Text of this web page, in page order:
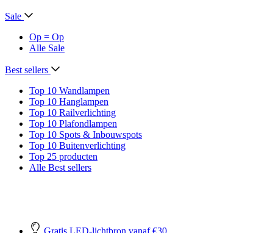
Sale
Op = Op
Alle Sale
Best sellers
Top 10 Wandlampen
Top 10 Hanglampen
Top 10 Railverlichting
Top 10 Plafondlampen
Top 10 Spots & Inbouwspots
Top 10 Buitenverlichting
Top 25 producten
Alle Best sellers
Gratis LED-lichtbron vanaf €30